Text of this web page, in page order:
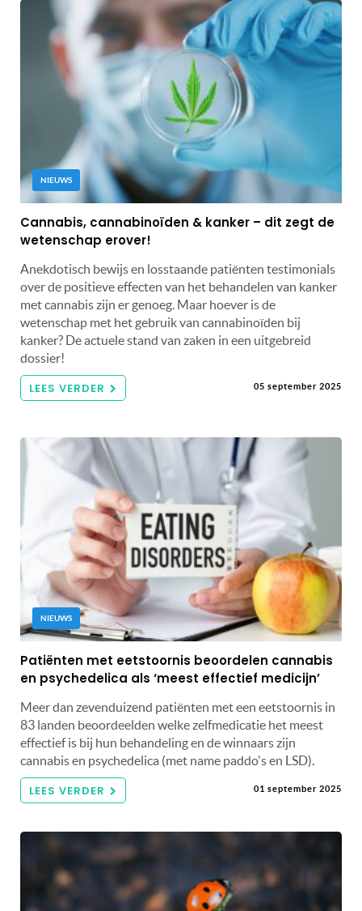
NIEUWS
Cannabis, cannabinoïden & kanker – dit zegt de
wetenschap erover!
Anekdotisch bewijs en losstaande patiënten testimonials
over de positieve effecten van het behandelen van kanker
met cannabis zijn er genoeg. Maar hoever is de
wetenschap met het gebruik van cannabinoïden bij
kanker? De actuele stand van zaken in een uitgebreid
dossier!
LEES VERDER 05 september 2025
NIEUWS
Patiënten met eetstoornis beoordelen cannabis
en psychedelica als ‘meest effectief medicijn’
Meer dan zevenduizend patiënten met een eetstoornis in
83 landen beoordeelden welke zelfmedicatie het meest
effectief is bij hun behandeling en de winnaars zijn
cannabis en psychedelica (met name paddo's en LSD).
LEES VERDER 01 september 2025